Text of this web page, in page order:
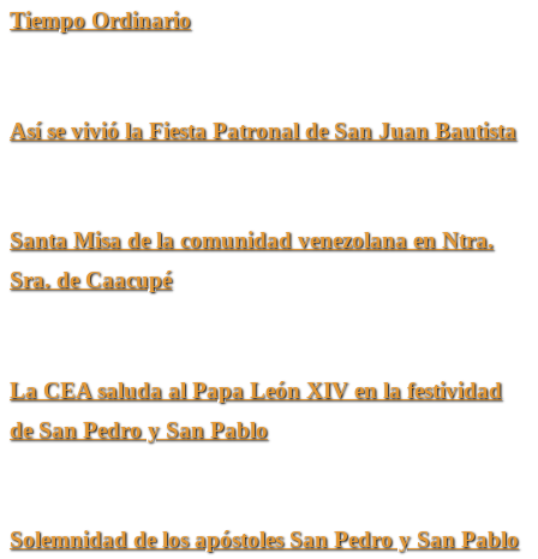
Tiempo Ordinario
Así se vivió la Fiesta Patronal de San Juan Bautista
Santa Misa de la comunidad venezolana en Ntra.
Sra. de Caacupé
La CEA saluda al Papa León XIV en la festividad
de San Pedro y San Pablo
Solemnidad de los apóstoles San Pedro y San Pablo